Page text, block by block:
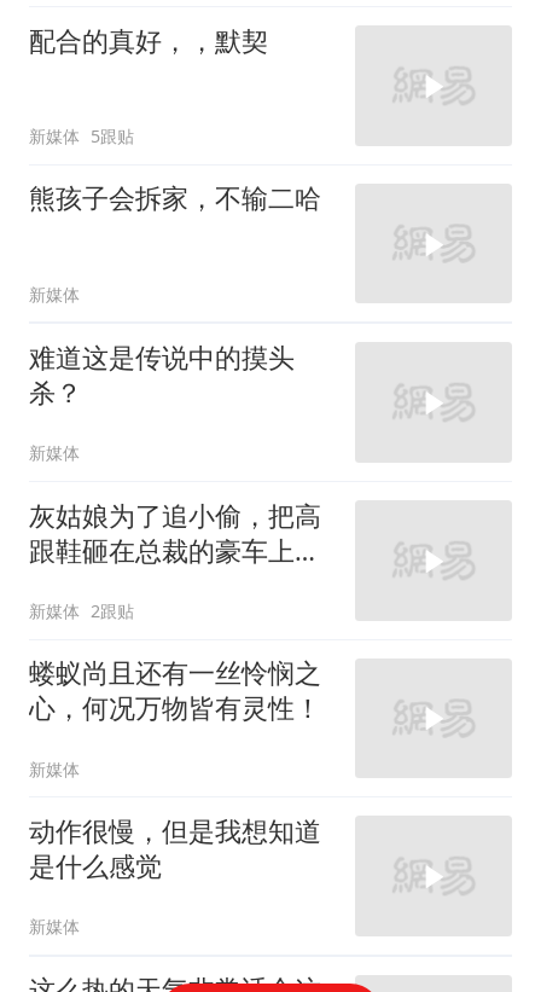
配合的真好，，默契
新媒体 5跟贴
熊孩子会拆家，不输二哈
新媒体
难道这是传说中的摸头
杀？
新媒体
灰姑娘为了追小偷，把高
跟鞋砸在总裁的豪车上，
新媒体 2跟贴
蝼蚁尚且还有一丝怜悯之
心，何况万物皆有灵性！
新媒体
动作很慢，但是我想知道
是什么感觉
新媒体